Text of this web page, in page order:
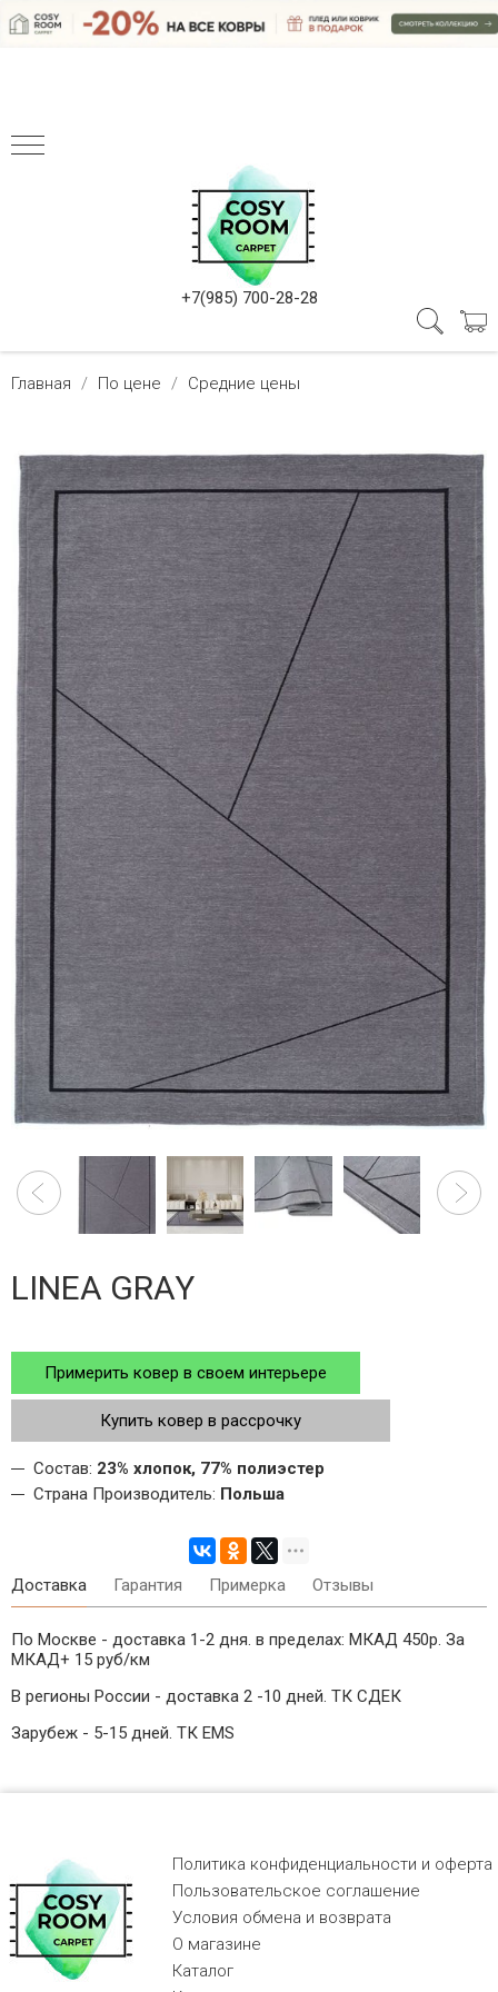
+7(985) 700-28-28
Главная По цене Средние цены
LINEA GRAY
Примерить ковер в своем интерьере
Купить ковер в рассрочку
Состав: 23% хлопок, 77% полиэстер
Страна Производитель: Польша
Доставка Гарантия Примерка Отзывы
По Москве - доставка 1-2 дня. в пределах: МКАД 450р. За
МКАД+ 15 руб/км
В регионы России - доставка 2 -10 дней. ТК СДЕК
Зарубеж - 5-15 дней. ТК EMS
Политика конфиденциальности и оферта
Пользовательское соглашение
Условия обмена и возврата
О магазине
Каталог